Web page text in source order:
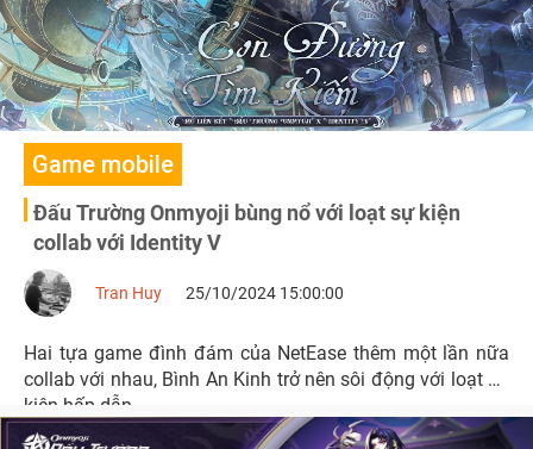
Game mobile
Đấu Trường Onmyoji bùng nổ với loạt sự kiện
collab với Identity V
Tran Huy 25/10/2024 15:00:00
Hai tựa game đình đám của NetEase thêm một lần nữa
collab với nhau, Bình An Kinh trở nên sôi động với loạt sự
kiện hấp dẫn.